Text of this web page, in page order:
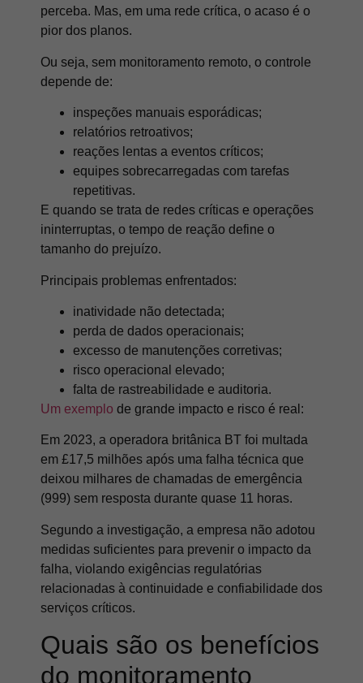
perceba. Mas, em uma rede crítica, o acaso é o
pior dos planos.
Ou seja, sem monitoramento remoto, o controle
depende de:
inspeções manuais esporádicas;
relatórios retroativos;
reações lentas a eventos críticos;
equipes sobrecarregadas com tarefas
repetitivas.
E quando se trata de redes críticas e operações
ininterruptas, o tempo de reação define o
tamanho do prejuízo.
Principais problemas enfrentados:
inatividade não detectada;
perda de dados operacionais;
excesso de manutenções corretivas;
risco operacional elevado;
falta de rastreabilidade e auditoria.
Um exemplo de grande impacto e risco é real:
Em 2023, a operadora britânica BT foi multada
em £17,5 milhões após uma falha técnica que
deixou milhares de chamadas de emergência
(999) sem resposta durante quase 11 horas.
Segundo a investigação, a empresa não adotou
medidas suficientes para prevenir o impacto da
falha, violando exigências regulatórias
relacionadas à continuidade e confiabilidade dos
serviços críticos.
Quais são os benefícios
do monitoramento